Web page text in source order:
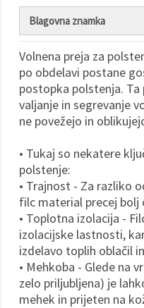
Blagovna znamka
Volnena preja za
po obdelavi postane
postopka polstenja. Ta
valjanje in segrevanje
ne povežejo in
• Tukaj so nekatere
polstenje:
• Trajnost - Za razliko
filc material precej bolj
• Toplotna izolacija -
izolacijske lastnosti,
izdelavo toplih oblačil
• Mehkoba - Glede na
zelo priljubljena) je
mehek in prijeten na